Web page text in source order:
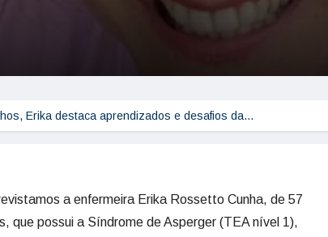
Erika destaca aprendizados e desafios da…
a enfermeira Erika Rossetto Cunha, de 57
que possui a Síndrome de Asperger (TEA nível 1),